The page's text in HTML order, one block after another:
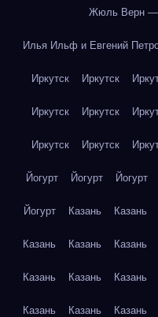
Жюль Верн —
Илья Ильф и Евгений
Иркутск Иркутск
Иркутск Иркутск
Иркутск Иркутск
Йогурт Йогурт Йогурт
Йогурт Казань Казань
Казань Казань Казань
Казань Казань Казань
Казань Казань Казань